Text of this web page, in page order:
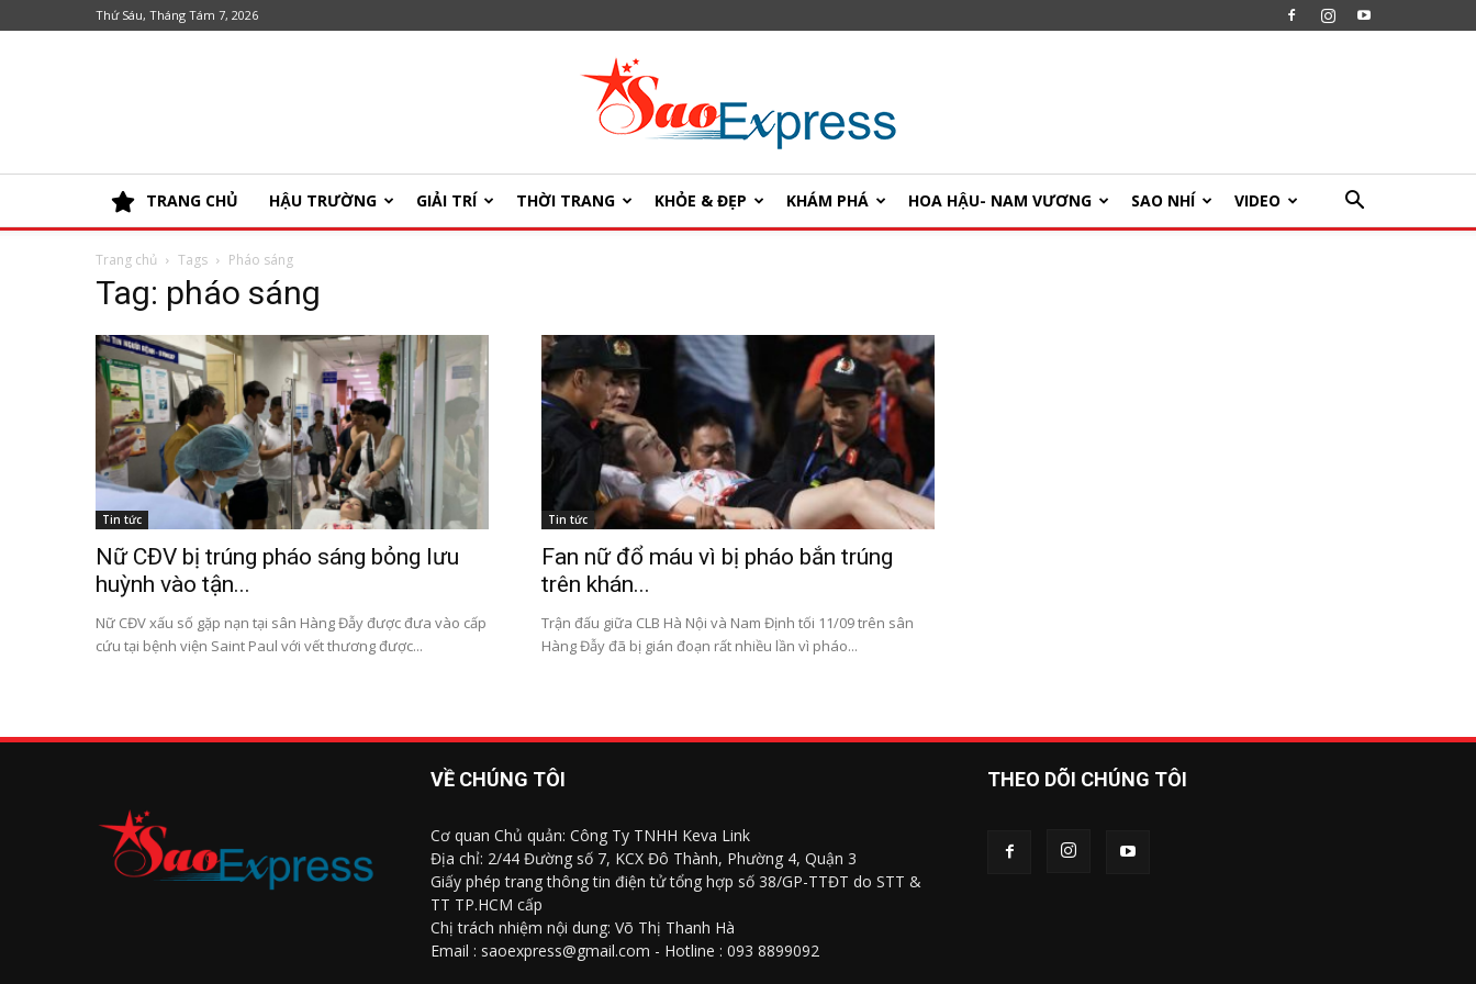
Thứ Sáu, Tháng Tám 7, 2026
SaoExpress
TRANG CHỦ HẬU TRƯỜNG GIẢI TRÍ THỜI TRANG KHỎE & ĐẸP KHÁM PHÁ HOA HẬU- NAM VƯƠNG SAO NHÍ VIDEO
Trang chủ Tags Pháo sáng
Tag: pháo sáng
Tin tức
Nữ CĐV bị trúng pháo sáng bỏng lưu
huỳnh vào tận...
Nữ CĐV xấu số gặp nạn tại sân Hàng Đẫy được đưa vào cấp
cứu tại bệnh viện Saint Paul với vết thương được...
Tin tức
Fan nữ đổ máu vì bị pháo bắn trúng
trên khán...
Trận đấu giữa CLB Hà Nội và Nam Định tối 11/09 trên sân
Hàng Đẫy đã bị gián đoạn rất nhiều lần vì pháo...
VỀ CHÚNG TÔI
Cơ quan Chủ quản: Công Ty TNHH Keva Link
Địa chỉ: 2/44 Đường số 7, KCX Đô Thành, Phường 4, Quận 3
Giấy phép trang thông tin điện tử tổng hợp số 38/GP-TTĐT do STT &
TT TP.HCM cấp
Chị trách nhiệm nội dung: Võ Thị Thanh Hà
Email : saoexpress@gmail.com - Hotline : 093 8899092
THEO DÕI CHÚNG TÔI